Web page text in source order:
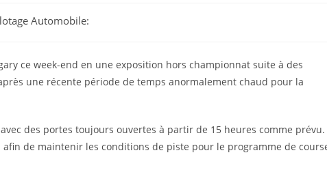
Automobile:
ce week-end en une exposition hors championnat suite à des
une récente période de temps anormalement chaud pour la
des portes toujours ouvertes à partir de 15 heures comme prévu.
de maintenir les conditions de piste pour le programme de